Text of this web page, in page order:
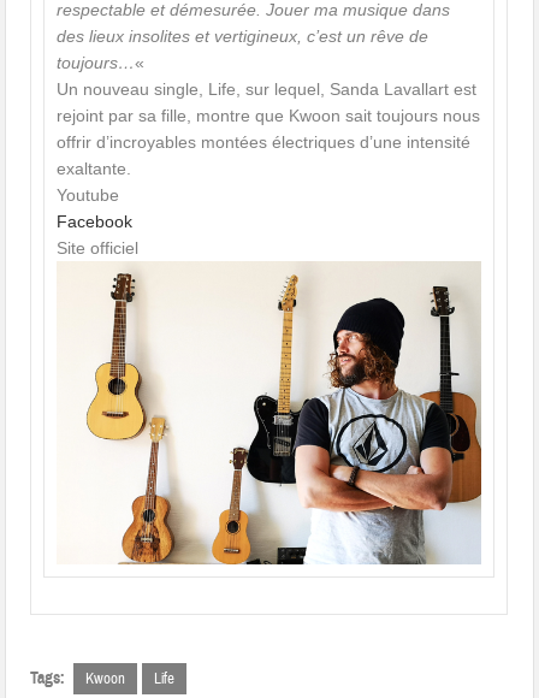
respectable et démesurée. Jouer ma musique dans
des lieux insolites et vertigineux, c’est un rêve de
toujours…«
Un nouveau single, Life, sur lequel, Sanda Lavallart est
rejoint par sa fille, montre que Kwoon sait toujours nous
offrir d’incroyables montées électriques d’une intensité
exaltante.
Youtube
Facebook
Site officiel
Tags: Kwoon Life